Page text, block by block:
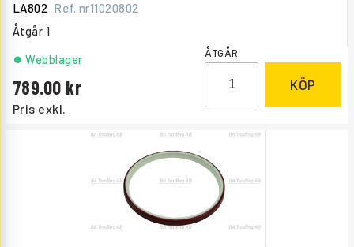
LA802 Ref. nr11020802
Åtgår 1
Pris exkl.
789.00
Webblager ÅTGÅR
KÖP